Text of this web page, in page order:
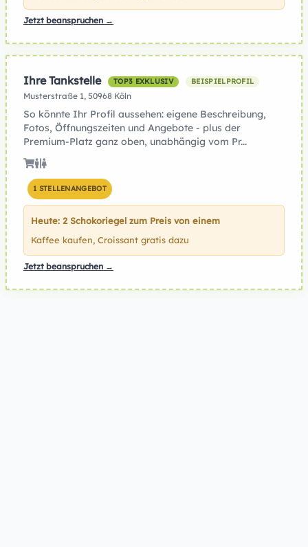
Jetzt beanspruchen →
Ihre Tankstelle TOP3 EXKLUSIV BEISPIELPROFIL
Musterstraße 1, 50968 Köln
So könnte Ihr Profil aussehen: eigene Beschreibung,
Fotos, Öffnungszeiten und Angebote - plus der
Premium-Platz ganz oben, unabhängig vom Pr...
1 STELLENANGEBOT
Heute: 2 Schokoriegel zum Preis von einem
Kaffee kaufen, Croissant gratis dazu
Jetzt beanspruchen →